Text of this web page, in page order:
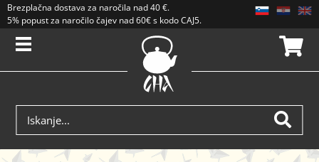
Brezplačna dostava za naročila nad40 €.
5% popust za naročilo čajev nad 60€ s kodo CAJ5. Popusti se ne seštevajo.